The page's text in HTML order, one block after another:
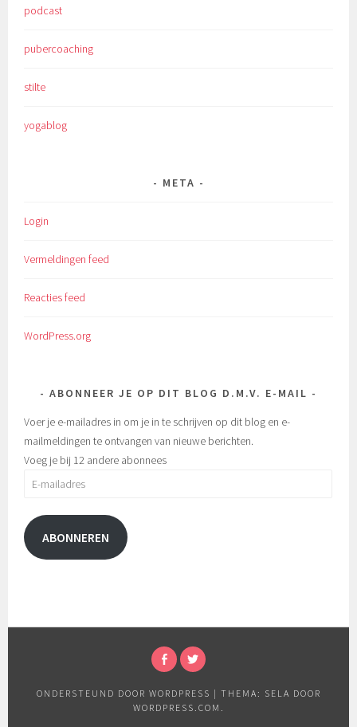
podcast
pubercoaching
stilte
yogablog
META
Login
Vermeldingen feed
Reacties feed
WordPress.org
ABONNEER JE OP DIT BLOG D.M.V. E-MAIL
Voer je e-mailadres in om je in te schrijven op dit blog en e-
mailmeldingen te ontvangen van nieuwe berichten.
Voeg je bij 12 andere abonnees
ABONNEREN
ONDERSTEUND DOOR WORDPRESS | THEMA: SELA DOOR
WORDPRESS.COM .